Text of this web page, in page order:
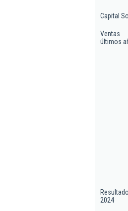
Capital
Ventas
últimos
Resultado
2024